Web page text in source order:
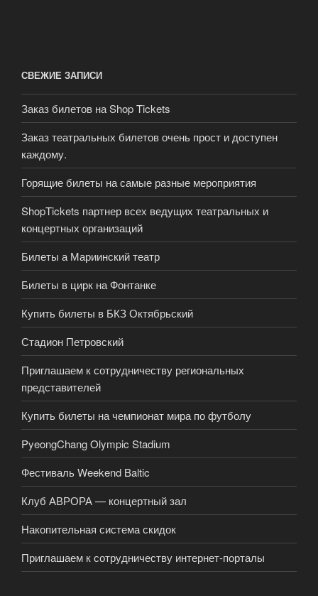
СВЕЖИЕ ЗАПИСИ
Заказ билетов на Shop Tickets
Заказ театральных билетов очень прост и доступен
каждому.
Горящие билеты на самые разные мероприятия
ShopTickets партнер всех ведущих театральных и
концертных организаций
Билеты а Мариинский театр
Билеты в цирк на Фонтанке
Купить билеты в БКЗ Октябрьский
Стадион Петровский
Приглашаем к сотрудничеству региональных
представителей
Купить билеты на чемпионат мира по футболу
PyeongChang Olympic Stadium
Фестиваль Weekend Baltic
Клуб АВРОРА — концертный зал
Накопительная система скидок
Приглашаем к сотрудничеству интернет-порталы